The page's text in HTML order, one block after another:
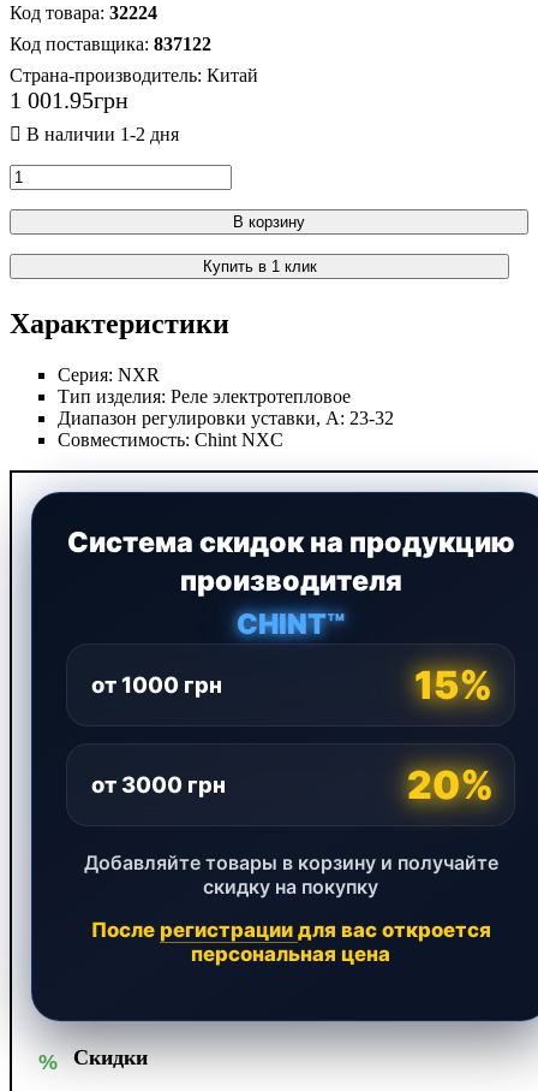
32224
837122
Страна-производитель: Китай
1 001.95грн
В корзину
Купить в 1 клик
Характеристики
Серия: NXR
Тип изделия: Реле электротепловое
Диапазон регулировки уставки, А: 23-32
Совместимость: Chint NXC
Система скидок на продукцию
производителя
CHINT™
от 1000 грн 15%
от 3000 грн 20%
Добавляйте товары в корзину и получайте
скидку на покупку
После регистрации для вас откроется
персональная цена
% Скидки